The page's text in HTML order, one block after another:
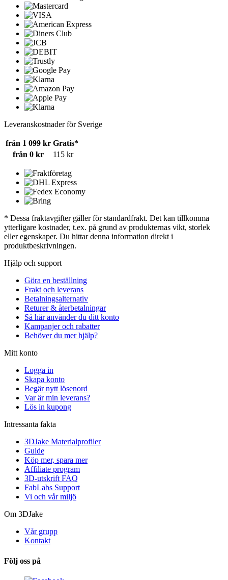
Leveranskostnader för Sverige
från 1 099 kr Gratis*
från 0 kr
115 kr
* Dessa fraktavgifter gäller för standardfrakt. Det kan tillkomma
ytterligare kostnader, t.ex. på grund av produkternas vikt, storlek
eller egenskaper. Du hittar denna information direkt i
produktbeskrivningen.
Hjälp och support
Göra en beställning
Frakt och leverans
Betalningsalternativ
Returer & återbetalningar
Så här använder du ditt konto
Kampanjer och rabatter
Behöver du mer hjälp?
Mitt konto
Logga in
Skapa konto
Begär nytt lösenord
Var är min leverans?
Lös in kupong
Intressanta fakta
3DJake Materialprofiler
Guide
Köp mer, spara mer
Affiliate program
3D-utskrift FAQ
FabLabs Support
Vi och vår miljö
Om 3DJake
Vår grupp
Kontakt
Följ oss på